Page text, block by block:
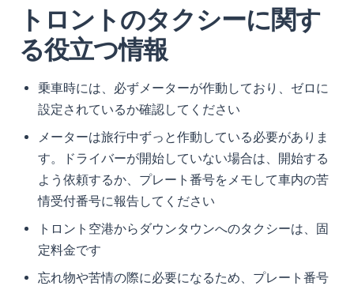
トロントのタクシーに関す
る役立つ情報
乗車時には、必ずメーターが作動しており、ゼロに
設定されているか確認してください
メーターは旅行中ずっと作動している必要がありま
す。ドライバーが開始していない場合は、開始する
よう依頼するか、プレート番号をメモして車内の苦
情受付番号に報告してください
トロント空港からダウンタウンへのタクシーは、固
定料金です
忘れ物や苦情の際に必要になるため、プレート番号